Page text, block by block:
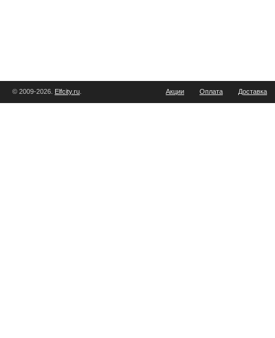
© 2009-2026. Elfcity.ru Акции Оплата Доставка